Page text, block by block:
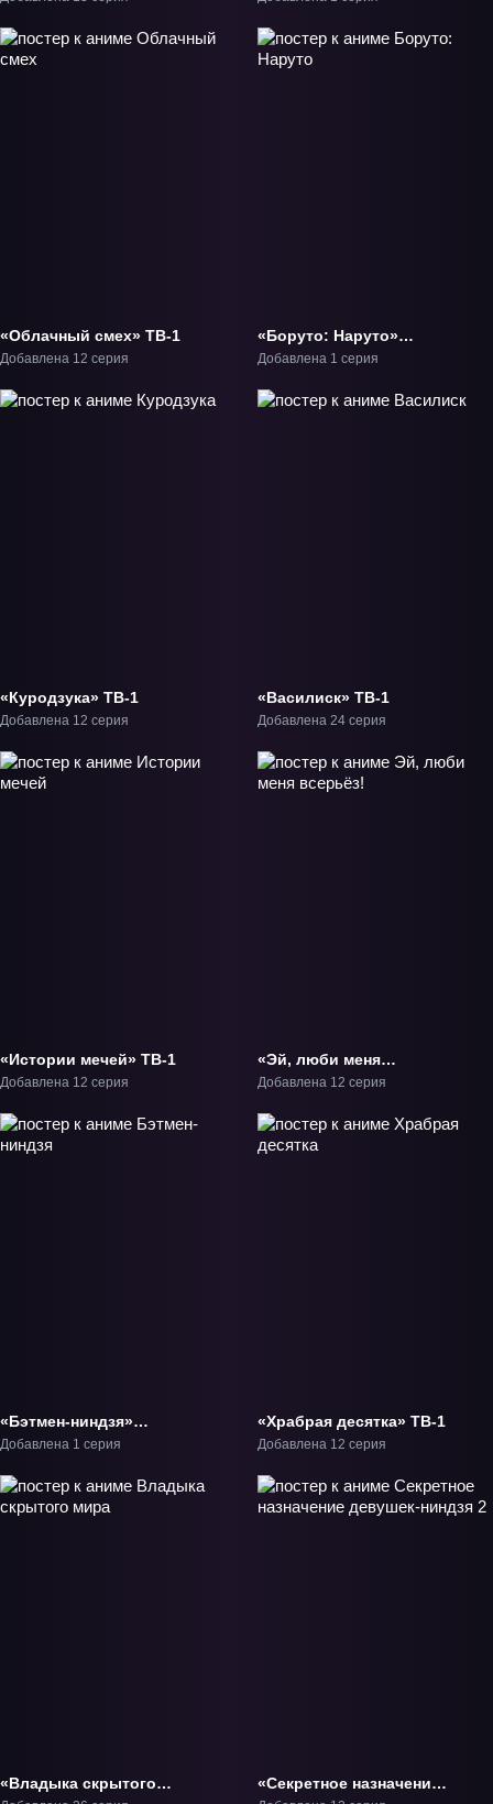
«Облачный смех» ТВ-1
Добавлена 12 серия
«Боруто: Наруто»
Фильм-1
Добавлена 1 серия
«Куродзука» ТВ-1
Добавлена 12 серия
«Василиск» ТВ-1
Добавлена 24 серия
«Истории мечей» ТВ-1
Добавлена 12 серия
«Эй, люби меня
всерьёз!» ТВ-1
Добавлена 12 серия
«Бэтмен-ниндзя»
Фильм-1
Добавлена 1 серия
«Храбрая десятка» ТВ-1
Добавлена 12 серия
«Владыка скрытого
«Секретное назначение